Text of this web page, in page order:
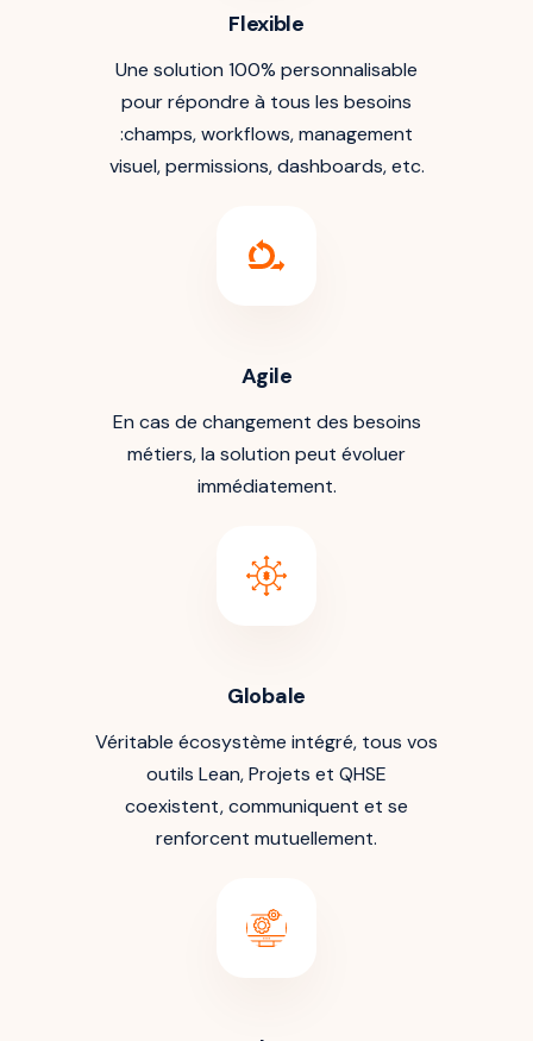
Flexible
Une solution 100% personnalisable
pour répondre à tous les besoins
:champs, workflows, management
visuel, permissions, dashboards, etc.
Agile
En cas de changement des besoins
métiers, la solution peut évoluer
immédiatement.
Globale
Véritable écosystème intégré, tous vos
outils Lean, Projets et QHSE
coexistent, communiquent et se
renforcent mutuellement.